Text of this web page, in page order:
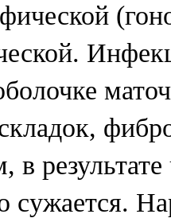
в результате
сужается.